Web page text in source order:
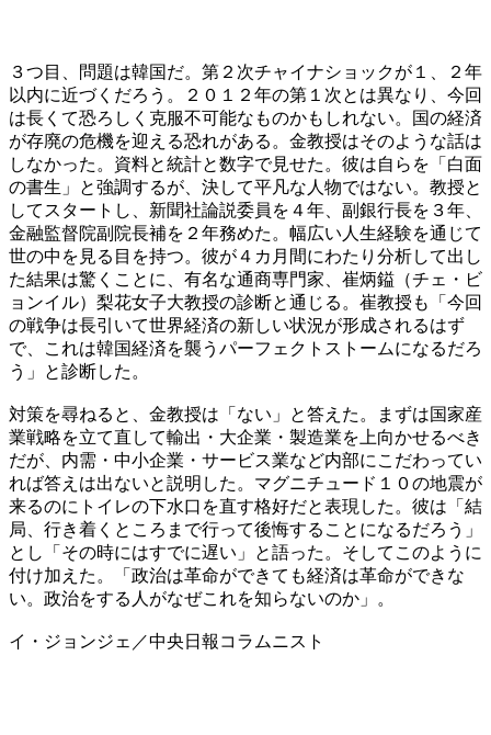
３つ目、問題は韓国だ。第２次チャイナショックが１、２年
以内に近づくだろう。２０１２年の第１次とは異なり、今回
は長くて恐ろしく克服不可能なものかもしれない。国の経済
が存廃の危機を迎える恐れがある。金教授はそのような話は
しなかった。資料と統計と数字で見せた。彼は自らを「白面
の書生」と強調するが、決して平凡な人物ではない。教授と
してスタートし、新聞社論説委員を４年、副銀行長を３年、
金融監督院副院長補を２年務めた。幅広い人生経験を通じて
世の中を見る目を持つ。彼が４カ月間にわたり分析して出し
た結果は驚くことに、有名な通商専門家、崔炳鎰（チェ・ビ
ョンイル）梨花女子大教授の診断と通じる。崔教授も「今回
の戦争は長引いて世界経済の新しい状況が形成されるはず
で、これは韓国経済を襲うパーフェクトストームになるだろ
う」と診断した。
対策を尋ねると、金教授は「ない」と答えた。まずは国家産
業戦略を立て直して輸出・大企業・製造業を上向かせるべき
だが、内需・中小企業・サービス業など内部にこだわってい
れば答えは出ないと説明した。マグニチュード１０の地震が
来るのにトイレの下水口を直す格好だと表現した。彼は「結
局、行き着くところまで行って後悔することになるだろう」
とし「その時にはすでに遅い」と語った。そしてこのように
付け加えた。「政治は革命ができても経済は革命ができな
い。政治をする人がなぜこれを知らないのか」。
イ・ジョンジェ／中央日報コラムニスト